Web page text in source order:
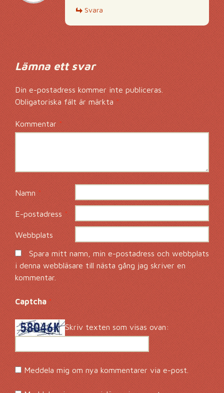
Svara
Lämna ett svar
Din e-postadress kommer inte publiceras.
Obligatoriska fält är märkta*
Kommentar*
Namn*
E-postadress*
Webbplats
Spara mitt namn, min e-postadress och webbplats
i denna webbläsare till nästa gång jag skriver en
kommentar.
Captcha *
Skriv texten som visas ovan:
Meddela mig om nya kommentarer via e-post.